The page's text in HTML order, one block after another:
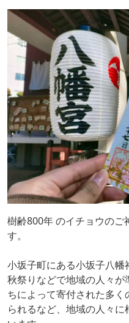
樹齢800年 のイチョウのご
す。
小坂子町にある小坂子八
秋祭りなどで地域の人々
ちによって寄付された多
られるなど、地域の人々